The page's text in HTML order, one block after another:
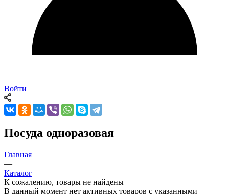
Войти
Посуда одноразовая
Главная
—
Каталог
К сожалению, товары не найдены
В данный момент нет активных товаров с указанными